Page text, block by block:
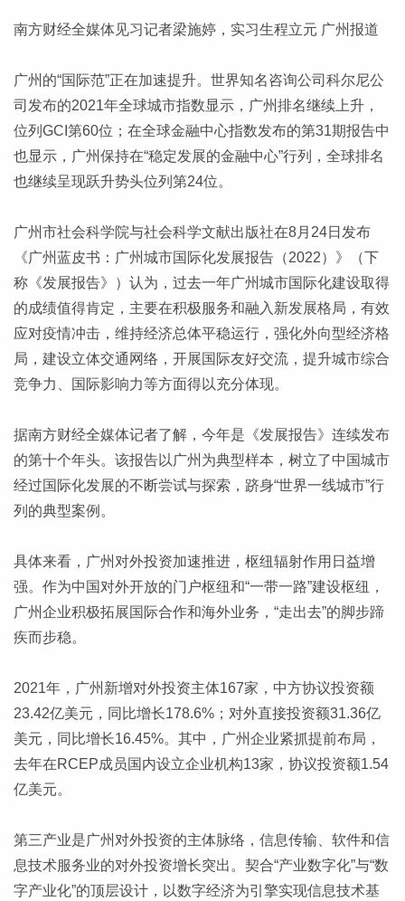
南方财经全媒体见习记者梁施婷，实习生程立元 广州报道
广州的“国际范”正在加速提升。世界知名咨询公司科尔尼公
司发布的2021年全球城市指数显示，广州排名继续上升，
位列GCI第60位；在全球金融中心指数发布的第31期报告中
也显示，广州保持在“稳定发展的金融中心”行列，全球排名
也继续呈现跃升势头位列第24位。
广州市社会科学院与社会科学文献出版社在8月24日发布
《广州蓝皮书：广州城市国际化发展报告（2022）》（下
称《发展报告》）认为，过去一年广州城市国际化建设取得
的成绩值得肯定，主要在积极服务和融入新发展格局，有效
应对疫情冲击，维持经济总体平稳运行，强化外向型经济格
局，建设立体交通网络，开展国际友好交流，提升城市综合
竞争力、国际影响力等方面得以充分体现。
据南方财经全媒体记者了解，今年是《发展报告》连续发布
的第十个年头。该报告以广州为典型样本，树立了中国城市
经过国际化发展的不断尝试与探索，跻身“世界一线城市”行
列的典型案例。
具体来看，广州对外投资加速推进，枢纽辐射作用日益增
强。作为中国对外开放的门户枢纽和“一带一路”建设枢纽，
广州企业积极拓展国际合作和海外业务，“走出去”的脚步蹄
疾而步稳。
2021年，广州新增对外投资主体167家，中方协议投资额
23.42亿美元，同比增长178.6%；对外直接投资额31.36亿
美元，同比增长16.45%。其中，广州企业紧抓提前布局，
去年在RCEP成员国内设立企业机构13家，协议投资额1.54
亿美元。
第三产业是广州对外投资的主体脉络，信息传输、软件和信
息技术服务业的对外投资增长突出。契合“产业数字化”与“数
字产业化”的顶层设计，以数字经济为引擎实现信息技术基